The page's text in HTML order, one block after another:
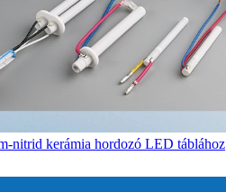
nitrid kerámia hordozó LED táblához